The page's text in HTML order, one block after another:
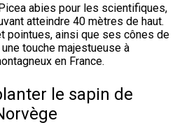
abies pour les scientifiques,
atteindre 40 mètres de haut.
pointues, ainsi que ses cônes de
touche majestueuse à
en France.
le sapin de